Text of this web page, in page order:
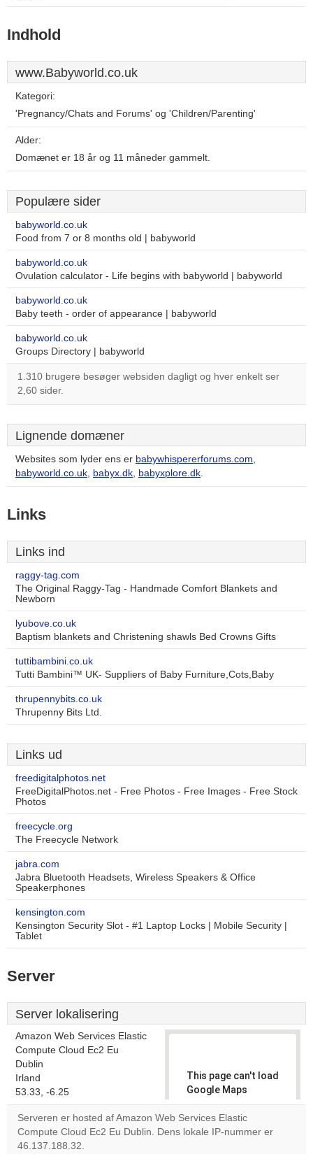
Indhold
www.Babyworld.co.uk
Kategori:
'Pregnancy/Chats and Forums' og 'Children/Parenting'
Alder:
Domænet er 18 år og 11 måneder gammelt.
Populære sider
babyworld.co.uk
Food from 7 or 8 months old | babyworld
babyworld.co.uk
Ovulation calculator - Life begins with babyworld | babyworld
babyworld.co.uk
Baby teeth - order of appearance | babyworld
babyworld.co.uk
Groups Directory | babyworld
1.310 brugere besøger websiden dagligt og hver enkelt ser
2,60 sider.
Lignende domæner
Websites som lyder ens er babywhispererforums.com,
babyworld.co.uk, babyx.dk, babyxplore.dk.
Links
Links ind
raggy-tag.com
The Original Raggy-Tag - Handmade Comfort Blankets and
Newborn
lyubove.co.uk
Baptism blankets and Christening shawls Bed Crowns Gifts
tuttibambini.co.uk
Tutti Bambini™ UK- Suppliers of Baby Furniture,Cots,Baby
thrupennybits.co.uk
Thrupenny Bits Ltd.
Links ud
freedigitalphotos.net
FreeDigitalPhotos.net - Free Photos - Free Images - Free Stock
Photos
freecycle.org
The Freecycle Network
jabra.com
Jabra Bluetooth Headsets, Wireless Speakers & Office
Speakerphones
kensington.com
Kensington Security Slot - #1 Laptop Locks | Mobile Security |
Tablet
Server
Server lokalisering
Amazon Web Services Elastic
Compute Cloud Ec2 Eu
Dublin
Irland
53.33, -6.25
This page can't load
Google Maps
correctly.
Do you
Serveren er hosted af Amazon Web Services Elastic
Compute Cloud Ec2 Eu Dublin. Dens lokale IP-nummer er
46.137.188.32.